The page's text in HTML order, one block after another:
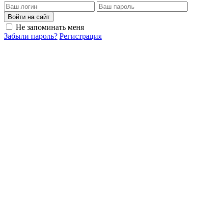
Войти на сайт
Не запоминать меня
Забыли пароль? Регистрация